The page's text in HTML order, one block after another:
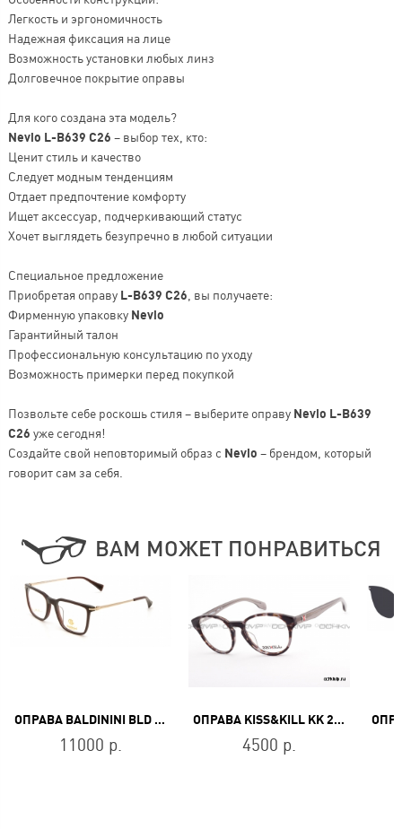
Легкость и эргономичность
Надежная фиксация на лице
Возможность установки любых линз
Долговечное покрытие оправы
Для кого создана эта модель?
Nevio L-B639 C26 – выбор тех, кто:
Ценит стиль и качество
Следует модным тенденциям
Отдает предпочтение комфорту
Ищет аксессуар, подчеркивающий статус
Хочет выглядеть безупречно в любой ситуации
Специальное предложение
Приобретая оправу L-B639 C26 , вы получаете:
Фирменную упаковку Nevio
Гарантийный талон
Профессиональную консультацию по уходу
Возможность примерки перед покупкой
Позвольте себе роскошь стиля – выберите оправу Nevio L-B639
C26 уже сегодня!
Создайте свой неповторимый образ с Nevio – брендом, который
говорит сам за себя.
ВАМ МОЖЕТ ПОНРАВИТЬСЯ
ОПРАВА BALDININI BLD 2066 PM 304
11000 р.
ОПРАВА KISS&KILL KK 2654 031
4500 р.